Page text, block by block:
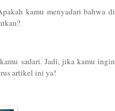
kamu menyadari bahwa di
sadari. Jadi, jika kamu ingin
artikel ini ya!